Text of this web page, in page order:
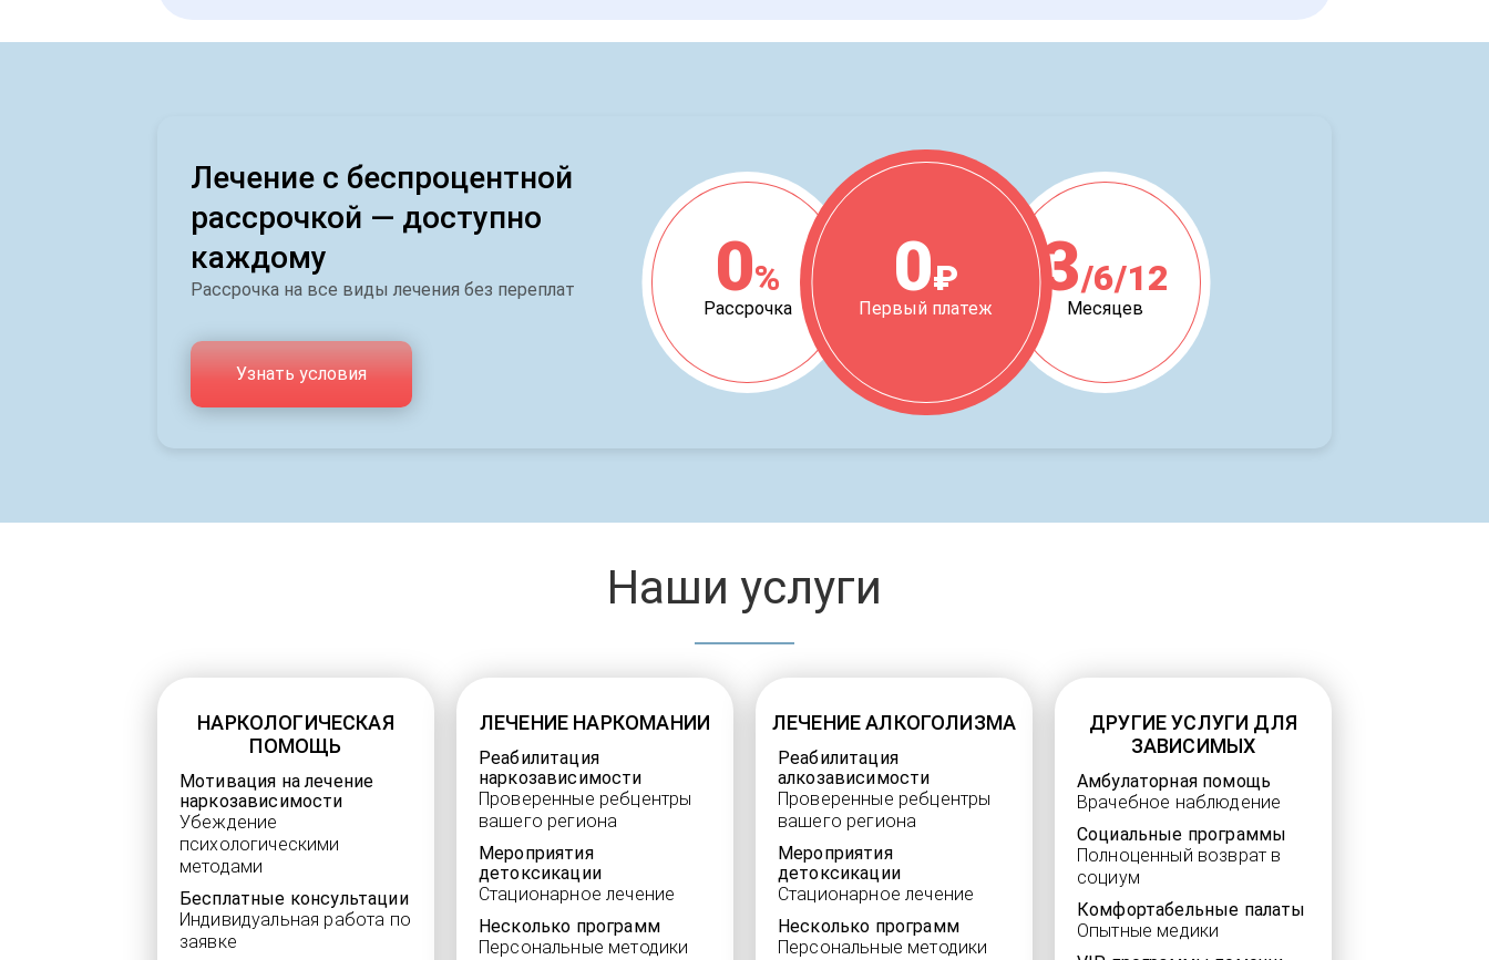
Лечение с беспроцентной
рассрочкой — доступно
каждому
Рассрочка на все виды лечения без переплат 0%
Рассрочка
0₽
Первый платеж
3/6/12
Месяцев
Узнать условия
Наши услуги
НАРКОЛОГИЧЕСКАЯ
ПОМОЩЬ
Мотивация на лечение
наркозависимости
Убеждение
психологическими
методами
Бесплатные консультации
Индивидуальная работа по
заявке
ЛЕЧЕНИЕ НАРКОМАНИИ
Реабилитация
наркозависимости
Проверенные ребцентры
вашего региона
Мероприятия
детоксикации
Стационарное лечение
Несколько программ
Персональные методики
ЛЕЧЕНИЕ АЛКОГОЛИЗМА
Реабилитация
алкозависимости
Проверенные ребцентры
вашего региона
Мероприятия
детоксикации
Стационарное лечение
Несколько программ
Персональные методики
ДРУГИЕ УСЛУГИ ДЛЯ
ЗАВИСИМЫХ
Амбулаторная помощь
Врачебное наблюдение
Социальные программы
Полноценный возврат в
социум
Комфортабельные палаты
Опытные медики